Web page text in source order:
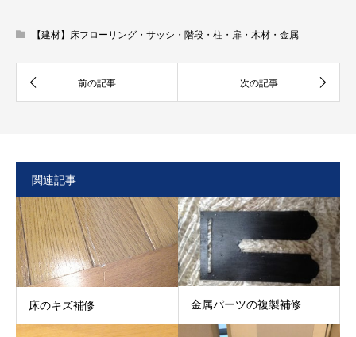
【建材】床フローリング・サッシ・階段・柱・扉・木材・金属
関連記事
床のキズ補修 金属パーツの複製補修